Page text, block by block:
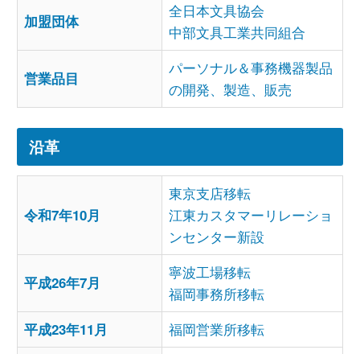
加盟団体
全日本文具協会
中部文具工業共同組合
営業品目
パーソナル＆事務機器製品
の開発、製造、販売
沿革
令和7年10月
東京支店移転
江東カスタマーリレーショ
ンセンター新設
平成26年7月
寧波工場移転
福岡事務所移転
平成23年11月
福岡営業所移転